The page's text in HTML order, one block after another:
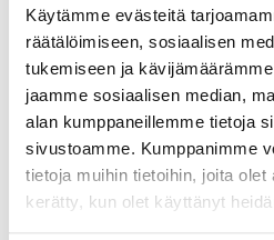
Käytämme evästeitä
räätälöimiseen, sosiaalisen
tukemiseen ja
jaamme sosiaalisen median,
alan kumppaneillemme tietoja
sivustoamme. Kumppanimme
tietoja muihin tietoihin, joita olet
kerätty, kun olet käyttänyt
Tapahtuman järjestäjä
Tapperien Taideseura ry,
Bombin, Saarijärven
Tapahtumapaikka
Saarijärven kaupungintalo,
Sivulantie 11, PL 13